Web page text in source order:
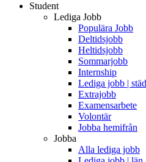
Student
Lediga Jobb
Populära Jobb
Deltidsjobb
Heltidsjobb
Sommarjobb
Internship
Lediga jobb |
Extrajobb
Examensarbete
Volontär
Jobba hemifrån
Jobba
Alla lediga jobb